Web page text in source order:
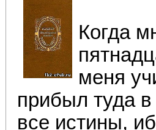
Когда
меня
прибыл туда
все истины,